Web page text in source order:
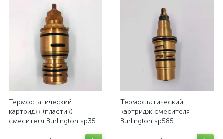
Термостатический
картридж (пластик)
смесителя Burlington sp35
Термостатический
картридж смесителя
Burlington sp585